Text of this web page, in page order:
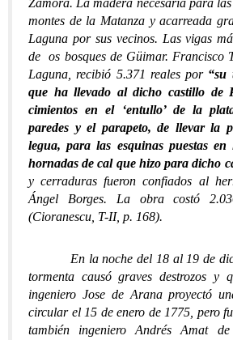
Zamora. La madera necesaria para
montes de la Matanza y acarreada
Laguna por sus vecinos. Las vigas
de os bosques de Güimar. Francisco
Laguna, recibió 5.371 reales por “su
que ha llevado al dicho castillo de
cimientos en el ‘entullo’ de la
paredes y el parapeto, de llevar la
legua, para las esquinas puestas
hornadas de cal que hizo para dicho
y cerraduras fueron confiados al
Ángel Borges. La obra costó
(Cioranescu, T-II, p. 168).
En la noche del 18 al 19 de
tormenta causó graves destrozos y
ingeniero Jose de Arana proyectó
circular el 15 de enero de 1775, pero
también ingeniero Andrés Amat